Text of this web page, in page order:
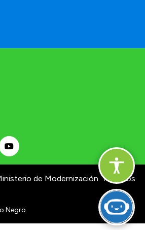
de Modernización. Términos
Negro